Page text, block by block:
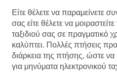
Είτε θέλετε να παραμείνετε
σας είτε θέλετε να
ταξιδιού σας σε πραγματικό
καλύπτει. Πολλές πτήσεις
διάρκεια της πτήσης, ώστε
για μηνύματα ηλεκτρονικού